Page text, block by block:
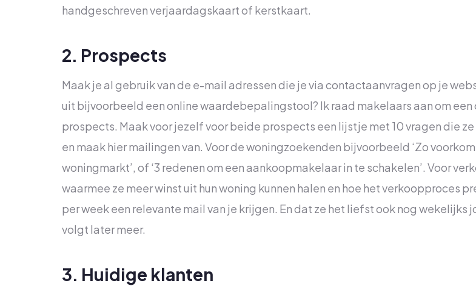
handgeschreven verjaardagskaart of kerstkaart.
2. Prospects
Maak je al gebruik van de e-mail adressen die je via contactaanvragen op je
uit bijvoorbeeld een online waardebepalingstool? Ik raad makelaars aan om
prospects. Maak voor jezelf voor beide prospects een lijstje met 10 vragen die
en maak hier mailingen van. Voor de woningzoekenden bijvoorbeeld ‘Zo
woningmarkt’, of ‘3 redenen om een aankoopmakelaar in te schakelen’. Voor
waarmee ze meer winst uit hun woning kunnen halen en hoe het verkoopproces
per week een relevante mail van je krijgen. En dat ze het liefst ook nog
volgt later meer.
3. Huidige klanten